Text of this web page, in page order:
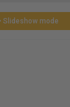
Slideshow mode